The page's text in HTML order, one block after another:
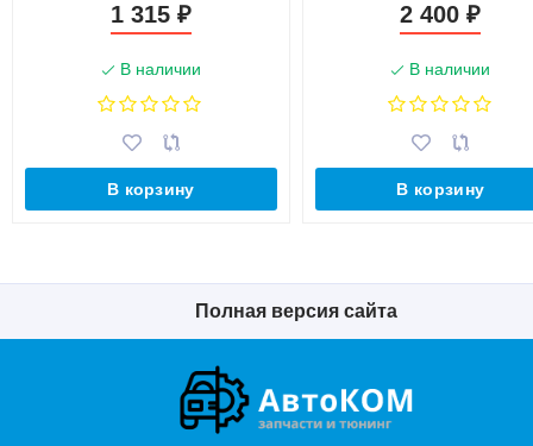
комплект с кабелем (1117-
1 315 ₽
В наличии
В корзину
2 400₽
В наличии
В корзину
Полная версия сайта